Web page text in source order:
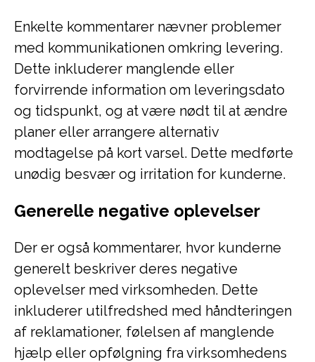
Enkelte kommentarer nævner problemer
med kommunikationen omkring levering.
Dette inkluderer manglende eller
forvirrende information om leveringsdato
og tidspunkt, og at være nødt til at ændre
planer eller arrangere alternativ
modtagelse på kort varsel. Dette medførte
unødig besvær og irritation for kunderne.
Generelle negative oplevelser
Der er også kommentarer, hvor kunderne
generelt beskriver deres negative
oplevelser med virksomheden. Dette
inkluderer utilfredshed med håndteringen
af reklamationer, følelsen af manglende
hjælp eller opfølgning fra virksomhedens